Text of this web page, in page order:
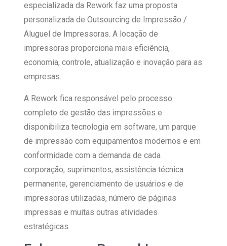
especializada da Rework faz uma proposta
personalizada de Outsourcing de Impressão /
Aluguel de Impressoras. A locação de
impressoras proporciona mais eficiência,
economia, controle, atualização e inovação para as
empresas.
A Rework fica responsável pelo processo
completo de gestão das impressões e
disponibiliza tecnologia em software, um parque
de impressão com equipamentos modernos e em
conformidade com a demanda de cada
corporação, suprimentos, assistência técnica
permanente, gerenciamento de usuários e de
impressoras utilizadas, número de páginas
impressas e muitas outras atividades
estratégicas.